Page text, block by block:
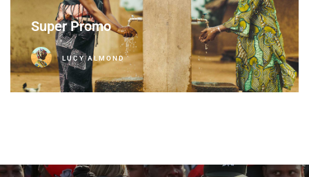
Super Promo
LUCY ALMOND